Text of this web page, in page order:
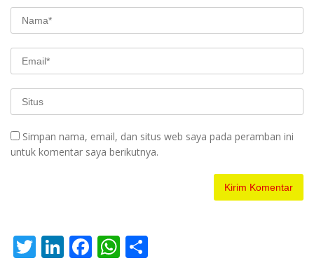
Simpan nama, email, dan situs web saya pada peramban ini
untuk komentar saya berikutnya.
T Li F W